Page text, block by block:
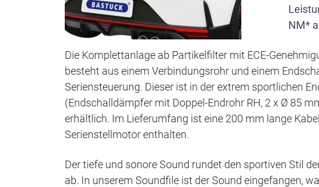
NM*
Die Komplettanlage ab Partikelfilter mit ECE-
besteht aus einem Verbindungsrohr und einem
Seriensteuerung. Dieser ist in der extrem sportlichen
(Endschalldämpfer mit Doppel-Endrohr RH, 2 x Ø 85
erhältlich. Im Lieferumfang ist eine 200 mm lange
Serienstellmotor enthalten.
Der tiefe und sonore Sound rundet den sportiven Stil
ab. In unserem Soundfile ist der Sound eingefangen,